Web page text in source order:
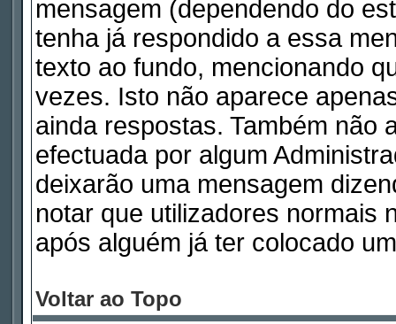
mensagem (dependendo do
tenha já respondido a essa
texto ao fundo, mencionando
vezes. Isto não aparece
ainda respostas. Também não
efectuada por algum
deixarão uma mensagem
notar que utilizadores normais
após alguém já ter colocado
Voltar ao Topo